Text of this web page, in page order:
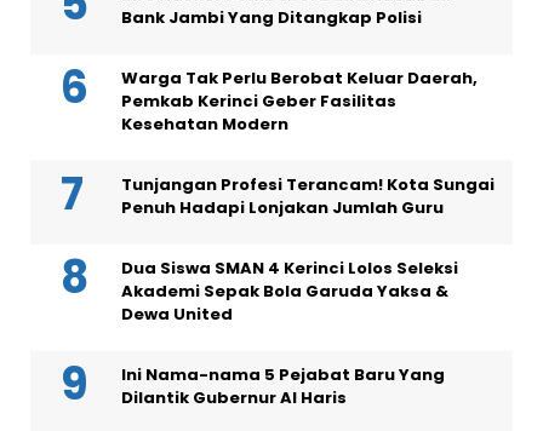
Bank Jambi Yang Ditangkap Polisi
Warga Tak Perlu Berobat Keluar Daerah,
Pemkab Kerinci Geber Fasilitas
Kesehatan Modern
Tunjangan Profesi Terancam! Kota Sungai
Penuh Hadapi Lonjakan Jumlah Guru
Dua Siswa SMAN 4 Kerinci Lolos Seleksi
Akademi Sepak Bola Garuda Yaksa &
Dewa United
Ini Nama-nama 5 Pejabat Baru Yang
Dilantik Gubernur Al Haris